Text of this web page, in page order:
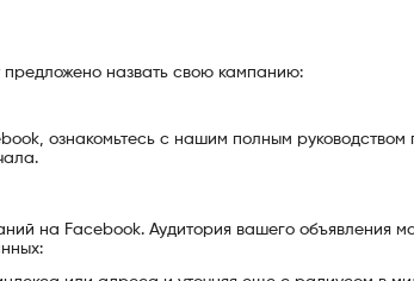
предложено назвать свою кампанию:
ознакомьтесь с нашим полным руководством
на Facebook. Аудитория вашего объявления